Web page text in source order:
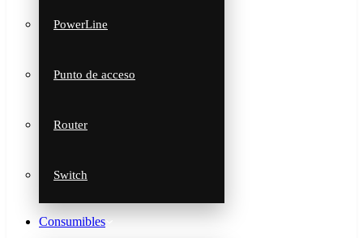
PowerLine
Punto de acceso
Router
Switch
Consumibles